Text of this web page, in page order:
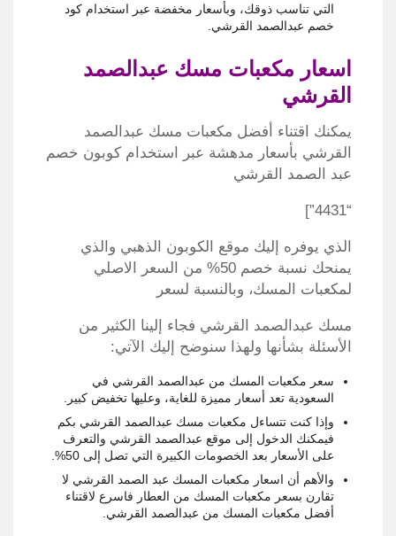
التي تناسب ذوقك، وبأسعار مخفضة عبر استخدام كود
خصم عبدالصمد القرشي.
اسعار مكعبات مسك عبدالصمد
القرشي
يمكنك اقتناء أفضل مكعبات مسك عبدالصمد
القرشي بأسعار مدهشة عبر استخدام كوبون خصم
عبد الصمد القرشي
“4431”]
الذي يوفره إليك موقع الكوبون الذهبي والذي
يمنحك نسبة خصم 50% من السعر الاصلي
لمكعبات المسك، وبالنسبة لسعر
مسك عبدالصمد القرشي فجاء إلينا الكثير من
الأسئلة بشأنها ولهذا سنوضح إليك الآتي:
سعر مكعبات المسك من عبدالصمد القرشي في
السعودية تعد أسعار مميزة للغاية، وعليها تخفيض كبير.
وإذا كنت تتساءل مكعبات مسك عبدالصمد القرشي بكم
فيمكنك الدخول إلى موقع عبدالصمد القرشي والتعرف
على الأسعار بعد الخصومات الكبيرة التي تصل إلى 50%.
والأهم أن اسعار مكعبات المسك عبد الصمد القرشي لا
تقارن بسعر مكعبات المسك من العطار فاسرع لاقتناء
أفضل مكعبات المسك من عبدالصمد القرشي.